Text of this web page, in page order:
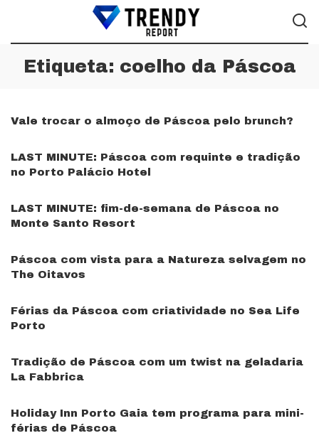
Etiqueta: coelho da Páscoa
Vale trocar o almoço de Páscoa pelo brunch?
LAST MINUTE: Páscoa com requinte e tradição
no Porto Palácio Hotel
LAST MINUTE: fim-de-semana de Páscoa no
Monte Santo Resort
Páscoa com vista para a Natureza selvagem no
The Oitavos
Férias da Páscoa com criatividade no Sea Life
Porto
Tradição de Páscoa com um twist na geladaria
La Fabbrica
Holiday Inn Porto Gaia tem programa para mini-
férias de Páscoa